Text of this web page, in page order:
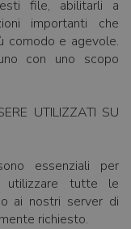
file, abilitarli a
importanti che
comodo e agevole.
con uno scopo
UTILIZZATI SU
essenziali per
utilizzare tutte le
ai nostri server di
richiesto.